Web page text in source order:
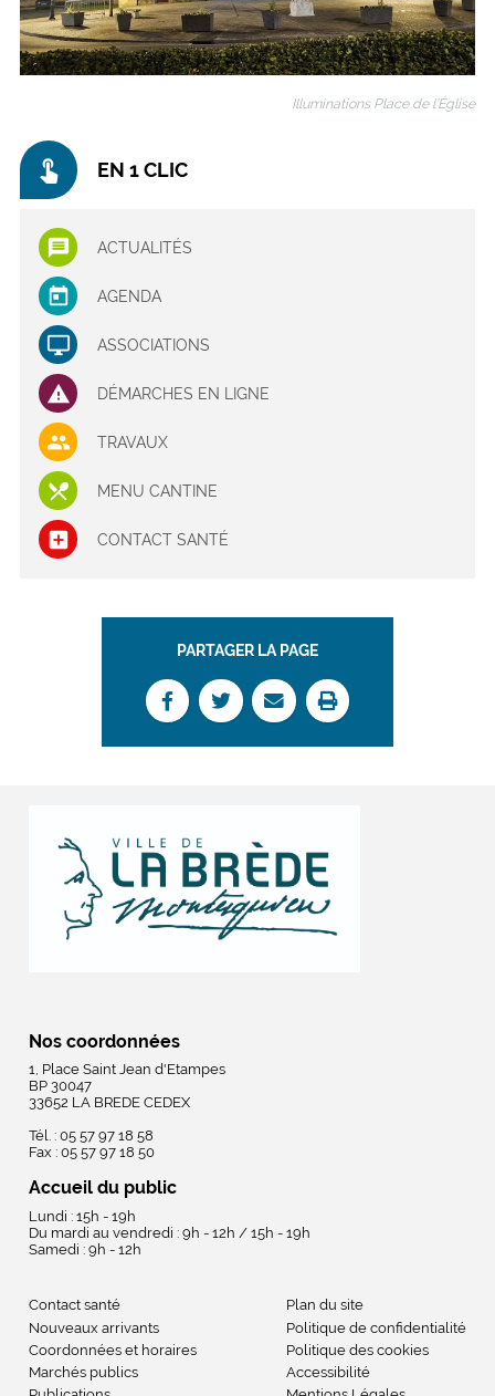
Illuminations Place de l’Église
touch_app EN 1 CLIC
ACTUALITÉS
AGENDA
ASSOCIATIONS
DÉMARCHES EN LIGNE
TRAVAUX
MENU CANTINE
CONTACT SANTÉ
PARTAGER LA PAGE
Nos coordonnées
1, Place Saint Jean d'Etampes
BP 30047
33652 LA BREDE CEDEX
Tél. : 05 57 97 18 58
Fax : 05 57 97 18 50
Accueil du public
Lundi : 15h - 19h
Du mardi au vendredi : 9h - 12h / 15h - 19h
Samedi : 9h - 12h
Contact santé
Nouveaux arrivants
Coordonnées et horaires
Marchés publics
Plan du site
Politique de confidentialité
Politique des cookies
Accessibilité